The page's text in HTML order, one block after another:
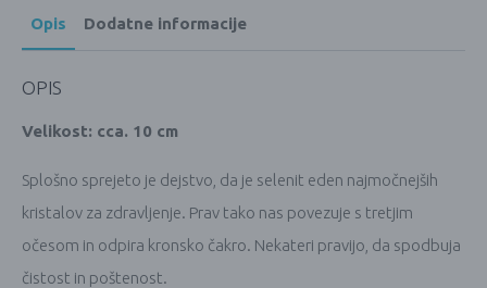
Opis Dodatne informacije
OPIS
Velikost: cca. 10 cm
Splošno sprejeto je dejstvo, da je selenit eden najmočnejših
kristalov za zdravljenje. Prav tako nas povezuje s tretjim
očesom in odpira kronsko čakro. Nekateri pravijo, da spodbuja
čistost in poštenost.